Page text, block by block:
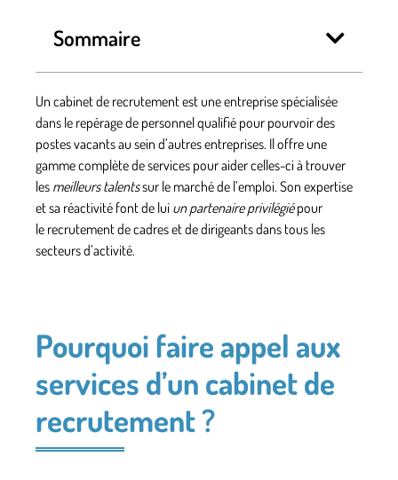
Sommaire
Un cabinet de recrutement est une entreprise spécialisée
dans le repérage de personnel qualifié pour pourvoir des
postes vacants au sein d’autres entreprises. Il offre une
gamme complète de services pour aider celles-ci à trouver
les meilleurs talentssur le marché de l’emploi. Son expertise
et sa réactivité font de lui un partenaire privilégiépour
le recrutement de cadreset dedirigeantsdans tous les
secteurs d’activité.
Pourquoi faire appel aux
services d’un cabinet de
recrutement ?